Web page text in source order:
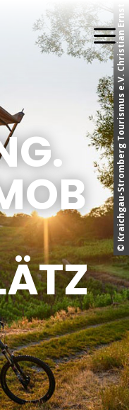
a© Kraichgau-Stromberg Tourismus e.V. Christian Ernst